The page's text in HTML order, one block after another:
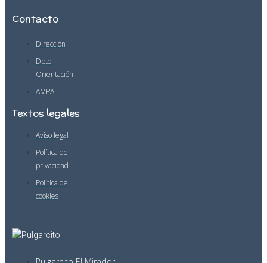
Contacto
Dirección
Dpto.
Orientación
AMPA
Textos legales
Aviso legal
Política de
privacidad
Política de
cookies